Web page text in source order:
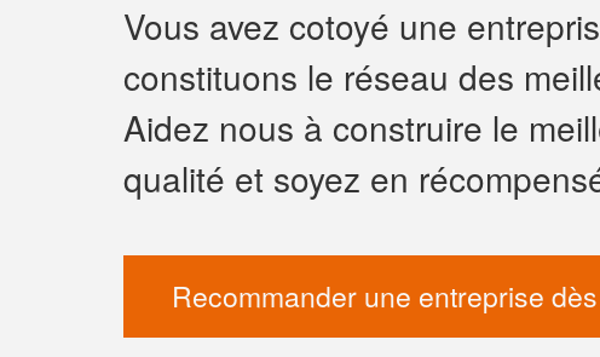
Vous avez cotoyé une
constituons le réseau des
Aidez nous à construire le
qualité et soyez en
Recommander une entreprise